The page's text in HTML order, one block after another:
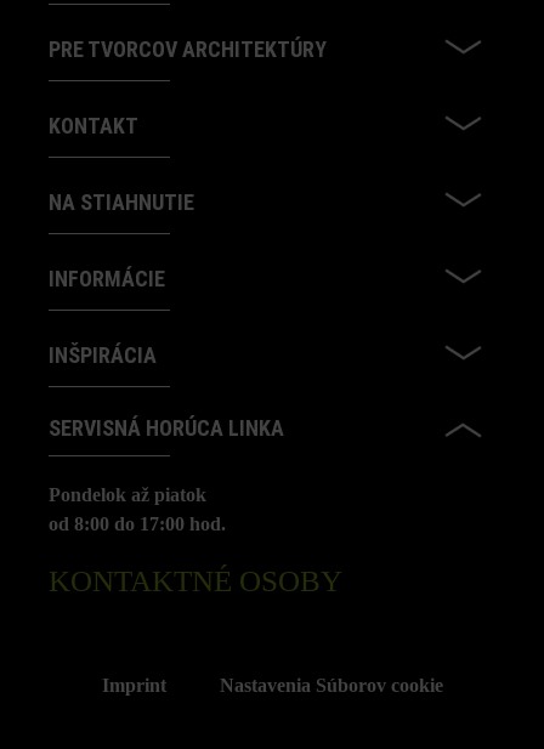
PRE TVORCOV ARCHITEKTÚRY
KONTAKT
NA STIAHNUTIE
INFORMÁCIE
INŠPIRÁCIA
SERVISNÁ HORÚCA LINKA
Pondelok až piatok
od 8:00 do 17:00 hod.
KONTAKTNÉ OSOBY
Imprint Nastavenia Súborov cookie